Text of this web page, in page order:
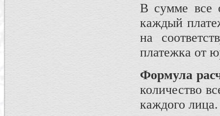
В сумме все
каждый
на
платежка от
Формула
количество
каждого лица.